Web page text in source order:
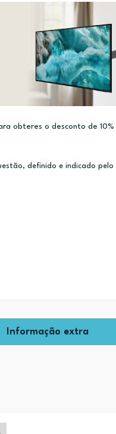
obteres o desconto de
definido e indicado
Informação extra